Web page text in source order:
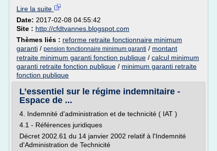
Lire la suite
Date: 2017-02-08 04:55:42
Site : http://cfdtvannes.blogspot.com
Thèmes liés : reforme retraite fonctionnaire minimum
garanti / pension fonctionnaire minimum garanti / montant
retraite minimum garanti fonction publique / calcul minimum
garanti retraite fonction publique / minimum garanti retraite
fonction publique
L’essentiel sur le régime indemnitaire -
Espace de ...
4. Indemnité d'administration et de technicité ( IAT )
4.1 - Références juridiques
Décret 2002.61 du 14 janvier 2002 relatif à l'Indemnité
d'Administration de Technicité